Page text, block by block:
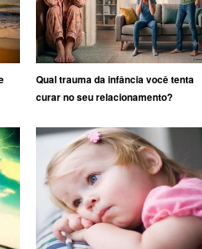
Qual trauma da infância você tenta
curar no seu relacionamento?